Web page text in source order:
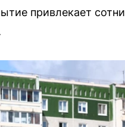
привлекает сотни